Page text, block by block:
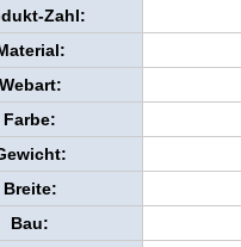
Zahl:
Webart:
Farbe:
Breite:
Bau: